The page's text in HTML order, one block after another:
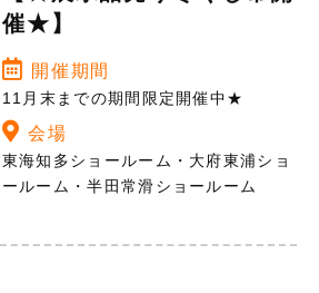
催★】
開催期間
11月末までの期間限定開催中★
会場
東海知多ショールーム・大府東浦ショ
ールーム・半田常滑ショールーム